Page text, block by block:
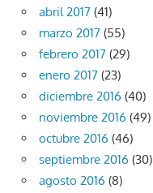
abril 2017 (41)
marzo 2017 (55)
febrero 2017 (29)
enero 2017 (23)
diciembre 2016 (40)
noviembre 2016 (49)
octubre 2016 (46)
septiembre 2016 (30)
agosto 2016 (8)